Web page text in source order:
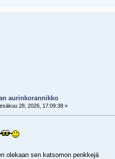
aurinkorannikko
28, 2026, 17:09:38 »
olekaan sen katsomon penkkejä